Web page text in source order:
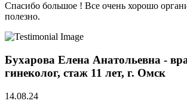
Спасибо большое ! Все очень хорошо
полезно.
Бухарова Елена Анатольевна -
гинеколог, стаж 11 лет, г. Омск
14.08.24